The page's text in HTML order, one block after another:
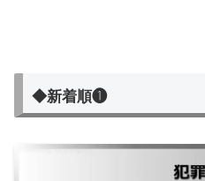
◆新着順❶